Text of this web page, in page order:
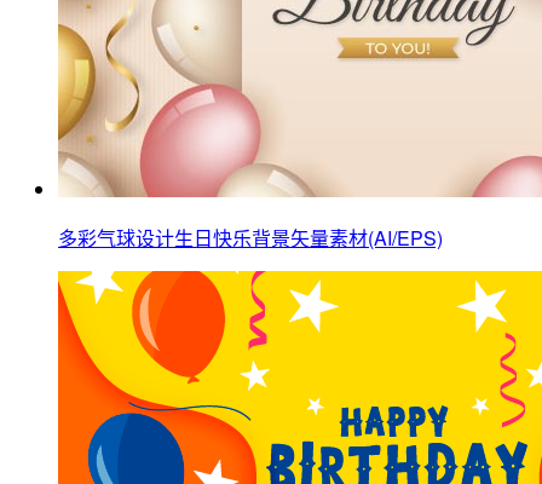
多彩气球设计生日快乐背景矢量素材(AI/EPS)